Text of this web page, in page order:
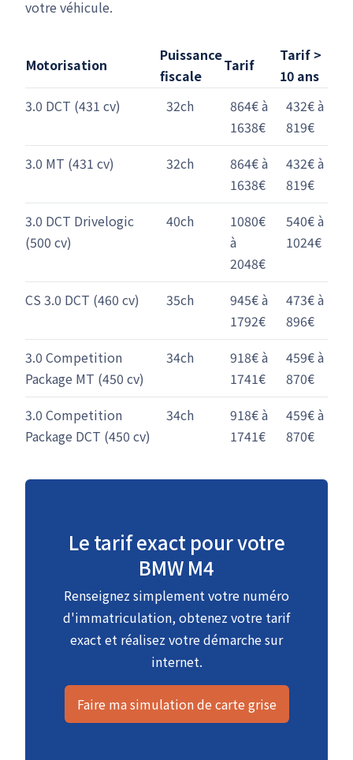
votre véhicule.
Motorisation
Puissance
fiscale
Tarif
Tarif >
10 ans
3.0 DCT (431 cv)
32ch
864€ à
1638€
432€ à
819€
3.0 MT (431 cv)
32ch
864€ à
1638€
432€ à
819€
3.0 DCT Drivelogic
(500 cv)
40ch
1080€
à
2048€
540€ à
1024€
CS 3.0 DCT (460 cv) 35ch
945€ à
1792€
473€ à
896€
3.0 Competition
Package MT (450 cv)
34ch
918€ à
1741€
459€ à
870€
3.0 Competition
Package DCT (450 cv)
34ch
918€ à
1741€
459€ à
870€
Le tarif exact pour votre
BMW M4
Renseignez simplement votre numéro
d'immatriculation, obtenez votre tarif
exact et réalisez votre démarche sur
internet.
Faire ma simulation de carte grise